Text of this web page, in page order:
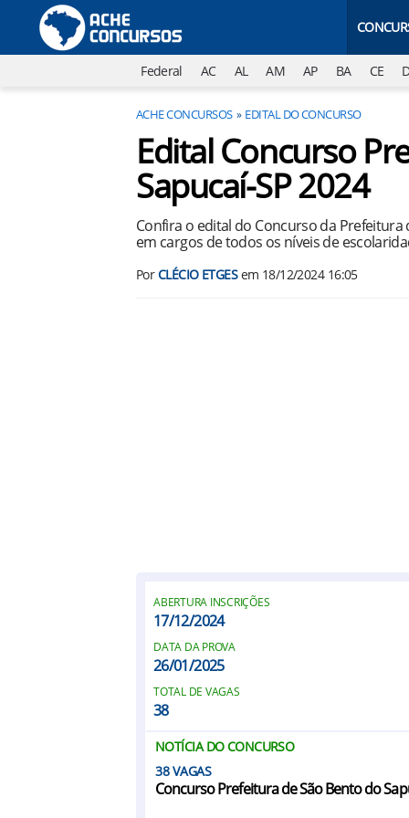
Federal AC AL AM AP BA CE
ACHE CONCURSOS EDITAL DO CONCURSO
Edital Concurso
Sapucaí-SP 2024
Confira o edital do Concurso da Prefeitura
em cargos de todos os níveis de
PorCLÉCIO ETGESem 18/12/2024 16:05
ABERTURA INSCRIÇÕES
17/12/2024
DATA DA PROVA
26/01/2025
TOTAL DE VAGAS
38
NOTÍCIA DO CONCURSO
38
Concurso Prefeitura de São Bento do